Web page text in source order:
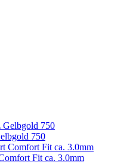
750
Fit ca. 3.0mm